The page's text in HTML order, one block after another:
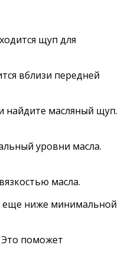
щуп для
вблизи передней
найдите масляный щуп.
уровни масла.
масла.
еще ниже минимальной
поможет